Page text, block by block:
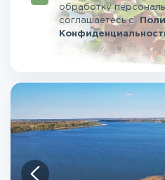
обработку
соглашаетесьс